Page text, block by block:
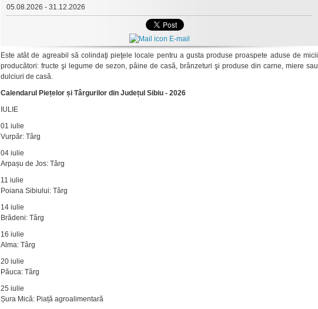
05.08.2026 - 31.12.2026
E-mail
Este atât de agreabil să colindaţi pieţele locale pentru a gusta produse proaspete aduse de micii
producători: fructe şi legume de sezon, pâine de casă, brânzeturi şi produse din carne, miere sau
dulciuri de casă.
Calendarul Piețelor și Târgurilor din Județul Sibiu - 2026
IULIE
01 iulie
Vurpăr: Târg
04 iulie
Arpașu de Jos: Târg
11 iulie
Poiana Sibiului: Târg
14 iulie
Brădeni: Târg
16 iulie
Alma: Târg
20 iulie
Păuca: Târg
25 iulie
Șura Mică: Piață agroalimentară